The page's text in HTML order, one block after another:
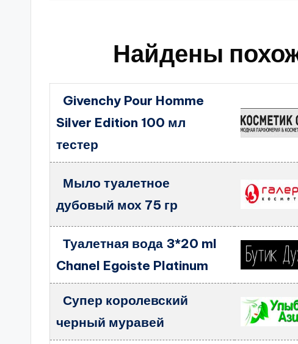
Найдены
Givenchy Pour Homme
Silver Edition 100 мл
тестер
Мыло туалетное
дубовый мох 75 гр
Туалетная вода 3*20 ml
Chanel Egoiste Platinum
Супер королевский
черный муравей